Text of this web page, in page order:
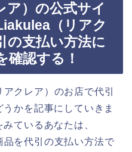
）の公式サイ
（リアク
の支払い方法に
確認する！
クレア）のお店で代引
かを記事にしていきま
ているあなたは、
を代引の支払い方法で